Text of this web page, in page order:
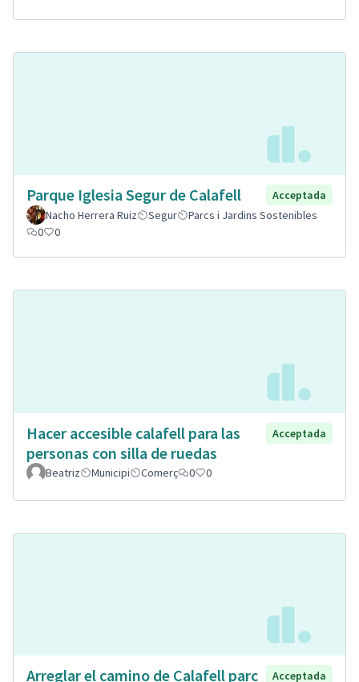
Parque Iglesia Segur de Calafell
Acceptada
Nacho Herrera Ruiz
Segur
Parcs i Jardins Sostenibles
0
0
Hacer accesible calafell para las
personas con silla de ruedas
Acceptada
Beatriz Municipi Comerç 0 0
Arreglar el camino de Calafell parc Acceptada